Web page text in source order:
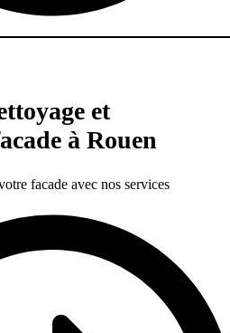
et
à Rouen
facade avec nos services